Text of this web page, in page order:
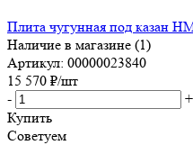
Плита чугунная под казан
Наличие в магазине (1)
Артикул: 00000023840
15 570 ₽/шт
-
+
Купить
Советуем